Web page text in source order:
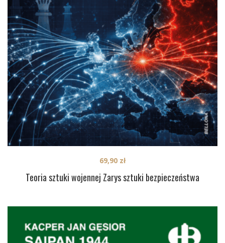
Teoria sztuki wojennej Zarys sztuki bezpieczeństwa
69,90 zł